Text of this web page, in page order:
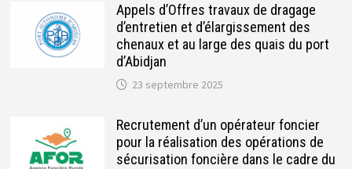
Appels d’Offres travaux de dragage
d’entretien et d’élargissement des
chenaux et au large des quais du port
d’Abidjan
23 septembre 2025
Recrutement d’un opérateur foncier
pour la réalisation des opérations de
sécurisation foncière dans le cadre du